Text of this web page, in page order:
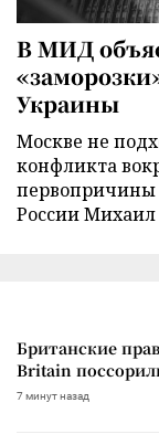
В МИД
Украины
Москве не
конфликта
первопричины
России Михаил
Британские
Britain
7 минут назад